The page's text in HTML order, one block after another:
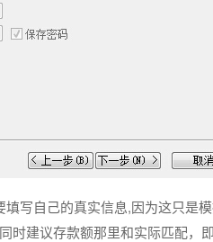
写自己的真实信息,因为这只是
时建议存款额那里和实际匹配